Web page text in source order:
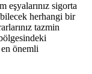
sigorta
herhangi bir
tazmin
önemli